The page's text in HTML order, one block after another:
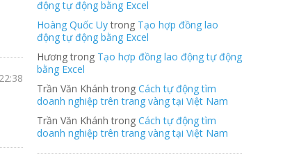
động tự động bằng Excel
Hoàng Quốc Uytrong Tạo hợp đồng lao
động tự động bằng Excel
Hương trong Tạo hợp đồng lao động tự động
bằng Excel
Trần Văn Khánh trong Cách tự động tìm
doanh nghiệp trên trang vàng tại Việt Nam
Trần Văn Khánh trong Cách tự động tìm
doanh nghiệp trên trang vàng tại Việt Nam